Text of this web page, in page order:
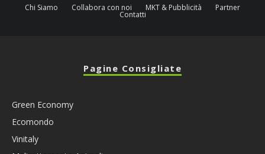
Chi Siamo
Collabora con noi MKT & Pubblicità Partner
Contatti
Pagine Consigliate
Green Economy
Ecomondo
Vinitaly